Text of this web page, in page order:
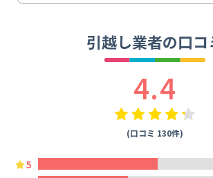
引越し業者の口コ
4.4
(口コミ 130件)
5